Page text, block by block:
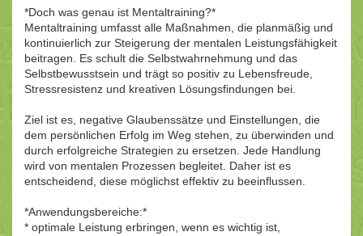
*Doch was genau ist Mentaltraining?*
Mentaltraining umfasst alle Maßnahmen, die planmäßig und
kontinuierlich zur Steigerung der mentalen Leistungsfähigkeit
beitragen. Es schult die Selbstwahrnehmung und das
Selbstbewusstsein und trägt so positiv zu Lebensfreude,
Stressresistenz und kreativen Lösungsfindungen bei.
Ziel ist es, negative Glaubenssätze und Einstellungen, die
dem persönlichen Erfolg im Weg stehen, zu überwinden und
durch erfolgreiche Strategien zu ersetzen. Jede Handlung
wird von mentalen Prozessen begleitet. Daher ist es
entscheidend, diese möglichst effektiv zu beeinflussen.
*Anwendungsbereiche:*
* optimale Leistung erbringen, wenn es wichtig ist,